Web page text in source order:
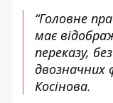
“Головне
має
переказу,
двозначних
Косінова.